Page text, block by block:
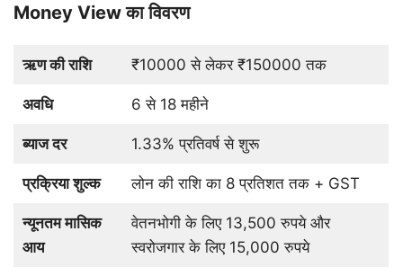
Money View का विवरण
ऋण की राशि ₹10000 से लेकर ₹150000 तक
अवधि 6 से 18 महीने
ब्याज दर 1.33% प्रतिवर्ष से शुरू
प्रक्रिया शुल्क लोन की राशि का 8 प्रतिशत तक + GST
न्यूनतम मासिक
आय
वेतनभोगी के लिए 13,500 रुपये और
स्वरोजगार के लिए 15,000 रुपये